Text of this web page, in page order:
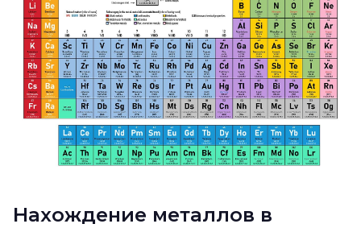
Нахождение металлов в